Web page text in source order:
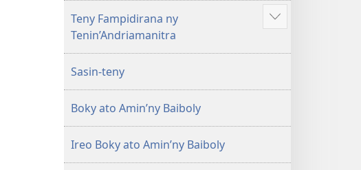
tenin’ny
Tontolo
2021)(Nohavaozina
2021)
Teny Fampidirana ny
Tenin’Andriamanitra
Hijery
kokoa
Sasin-teny
Boky ato Amin’ny Baiboly
Ireo Boky ato Amin’ny Baiboly